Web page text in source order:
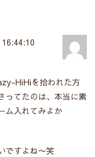
HiHiを拾われた方
ってたのは、本当に素
ム入れてみよか
ですよね〜笑